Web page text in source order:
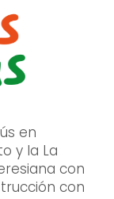
en
y la La
con
con